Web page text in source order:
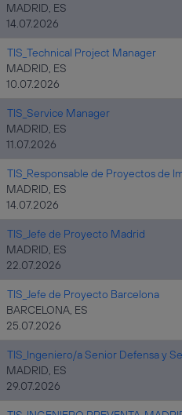
MADRID, ES
14.07.2026
TIS_Technical Project Manager
MADRID, ES
10.07.2026
TIS_Service Manager
MADRID, ES
11.07.2026
TIS_Responsable de Proyectos de
MADRID, ES
14.07.2026
TIS_Jefe de Proyecto Madrid
MADRID, ES
22.07.2026
TIS_Jefe de Proyecto Barcelona
BARCELONA, ES
25.07.2026
TIS_Ingeniero/a Senior Defensa y
MADRID, ES
29.07.2026